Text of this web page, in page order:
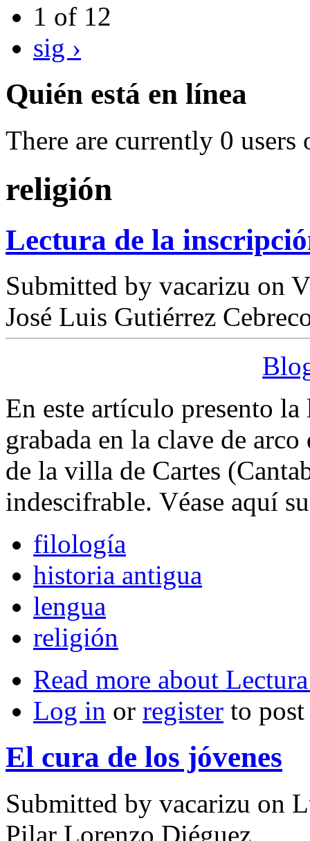
1 of 12
sig ›
Quién está en línea
There are currently 0 users
religión
Lectura de la
Submitted by vacarizu on
José Luis Gutiérrez
En este artículo presento
grabada en la clave de
de la villa de Cartes
indescifrable. Véase aquí
filología
historia antigua
lengua
religión
Read more about
Log in or register to
El cura de los jóvenes
Submitted by vacarizu on
Pilar Lorenzo Diéguez